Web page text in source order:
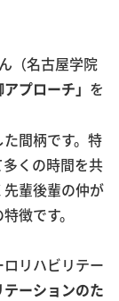
（名古屋学院
プローチ」 を
間柄です。特
くの時間を共
輩後輩の仲が
徴です。
リハビリテー
テーションのた